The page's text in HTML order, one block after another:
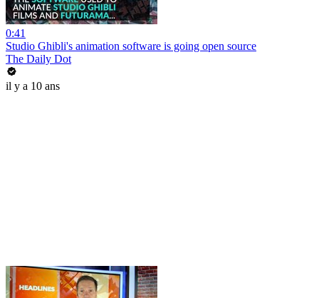
0:41
Studio Ghibli's animation software is going open source
The Daily Dot
il y a 10 ans